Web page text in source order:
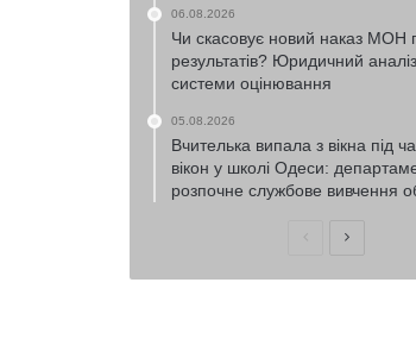
06.08.2026
Чи скасовує новий наказ МОН
результатів? Юридичний
системи оцінювання
05.08.2026
Вчителька випала з вікна під
вікон у школі Одеси:
розпочне службове вивчення
ПопередняНаступна